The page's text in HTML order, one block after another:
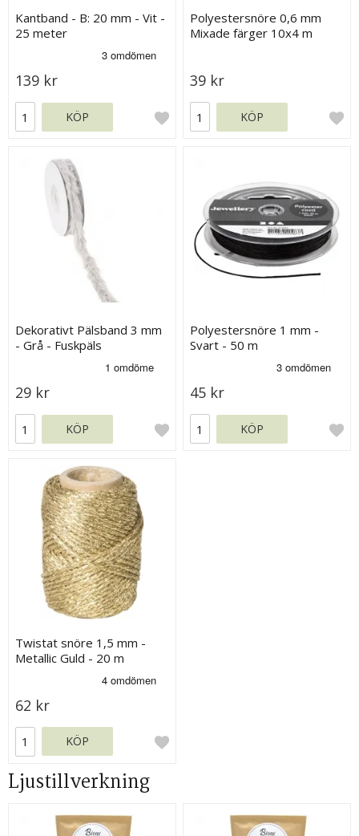
Kantband - B: 20 mm - Vit -
25 meter
139 kr
KÖP
Polyestersnöre 0,6 mm
Mixade färger 10x4 m
39 kr
KÖP
Dekorativt Pälsband 3 mm
- Grå - Fuskpäls
29 kr
KÖP
Polyestersnöre 1 mm -
Svart - 50 m
45 kr
KÖP
Twistat snöre 1,5 mm -
Metallic Guld - 20 m
62 kr
KÖP
Ljustillverkning